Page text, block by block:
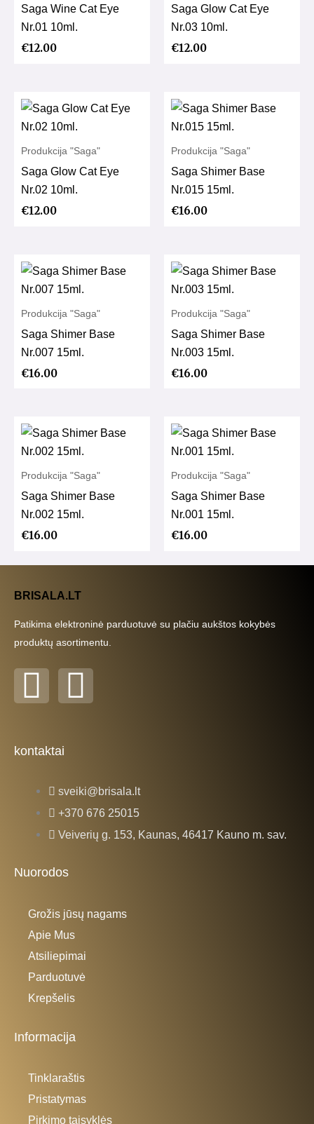
Saga Wine Cat Eye
Nr.01 10ml.
€12.00
Saga Glow Cat Eye
Nr.03 10ml.
€12.00
Produkcija "Saga"
Saga Glow Cat Eye
Nr.02 10ml.
€12.00
Produkcija "Saga"
Saga Shimer Base
Nr.015 15ml.
€16.00
Produkcija "Saga"
Saga Shimer Base
Nr.007 15ml.
€16.00
Produkcija "Saga"
Saga Shimer Base
Nr.003 15ml.
€16.00
Produkcija "Saga"
Saga Shimer Base
Nr.002 15ml.
€16.00
Produkcija "Saga"
Saga Shimer Base
Nr.001 15ml.
€16.00
BRISALA.LT
Patikima elektroninė parduotuvė su plačiu aukštos kokybės
produktų asortimentu.
F
c
e
b
o
k
-
f
I
t
a
a
m
kontaktai
sveiki@brisala.lt
+370 676 25015
Veiverių g. 153, Kaunas, 46417 Kauno m. sav.
Nuorodos
Grožis jūsų nagams
Apie Mus
Atsiliepimai
Parduotuvė
Krepšelis
Informacija
Tinklaraštis
Pristatymas
Pirkimo taisyklės